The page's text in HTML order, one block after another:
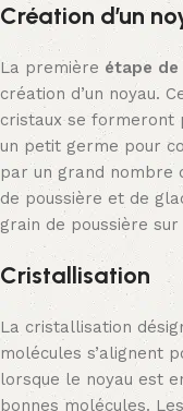
Création d’un
La première étape
création d’un noyau.
cristaux se formeront
un petit germe pour
par un grand nombre
de poussière et de
grain de poussière sur
Cristallisation
La cristallisation
molécules s’alignent
lorsque le noyau est
bonnes molécules.